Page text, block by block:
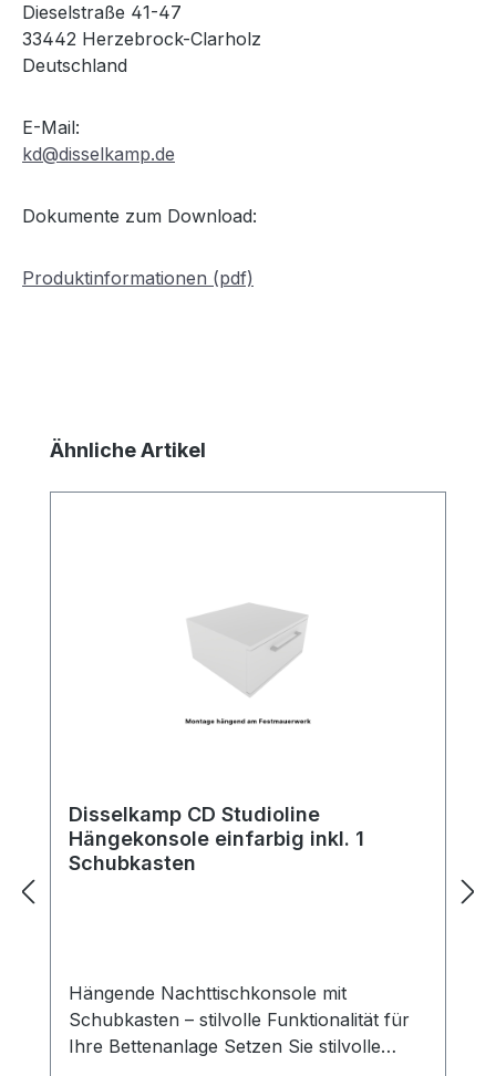
Dieselstraße 41-47
33442 Herzebrock-Clarholz
Deutschland
E-Mail:
kd@disselkamp.de
Dokumente zum Download:
Produktinformationen (pdf)
Produktgalerie überspringen
Ähnliche Artikel
Disselkamp CD Studioline
Hängekonsole einfarbig inkl. 1
Schubkasten
Hängende Nachttischkonsole mit
Schubkasten – stilvolle Funktionalität für
Ihre Bettenanlage Setzen Sie stilvolle